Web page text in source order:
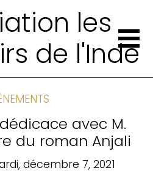
les
de l'Inde
avec M.
du roman Anjali
décembre 7, 2021